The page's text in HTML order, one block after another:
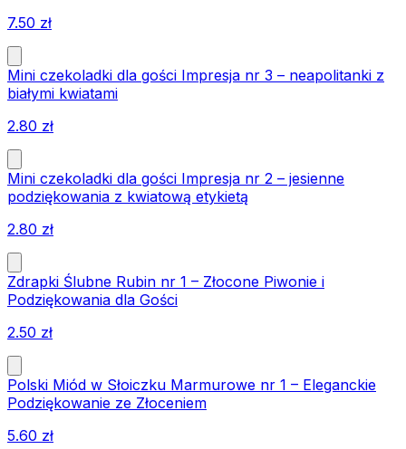
7.50 zł
Mini czekoladki dla gości Impresja nr 3 – neapolitanki z
białymi kwiatami
2.80 zł
Mini czekoladki dla gości Impresja nr 2 – jesienne
podziękowania z kwiatową etykietą
2.80 zł
Zdrapki Ślubne Rubin nr 1 – Złocone Piwonie i
Podziękowania dla Gości
2.50 zł
Polski Miód w Słoiczku Marmurowe nr 1 – Eleganckie
Podziękowanie ze Złoceniem
5.60 zł